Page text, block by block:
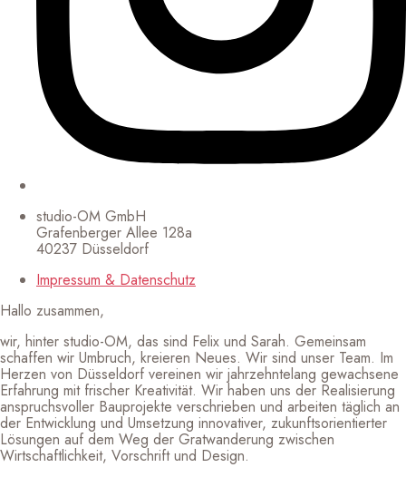
studio-OM GmbH
Grafenberger Allee 128a
40237 Düsseldorf
Impressum & Datenschutz
Hallo zusammen,
wir, hinter studio-OM, das sind Felix und Sarah. Gemeinsam
schaffen wir Umbruch, kreieren Neues. Wir sind unser Team. Im
Herzen von Düsseldorf vereinen wir jahrzehntelang gewachsene
Erfahrung mit frischer Kreativität. Wir haben uns der Realisierung
anspruchsvoller Bauprojekte verschrieben und arbeiten täglich an
der Entwicklung und Umsetzung innovativer, zukunftsorientierter
Lösungen auf dem Weg der Gratwanderung zwischen
Wirtschaftlichkeit, Vorschrift und Design.